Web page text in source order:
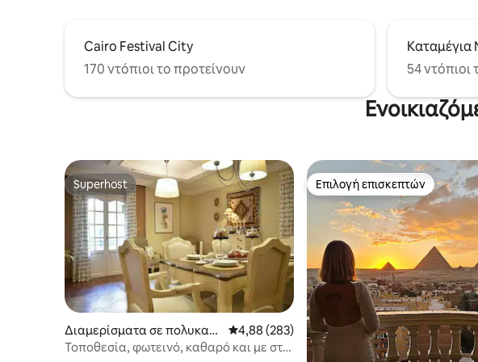
Cairo Festival City
170 ντόπιοι το προτείνουν
54 ντόπιοι
Superhost
Superhost
Διαμερίσματα σε πολυκατο
ικία στην πόλη Μααδίν
Μέση βαθμολογία: 4,88 στα 5, 283 κριτικές
4,88 (283)
Τοποθεσία, φωτεινό, καθαρό και με στιλ
Επιλογή επισκεπτών
Επιλογή επισκεπτών